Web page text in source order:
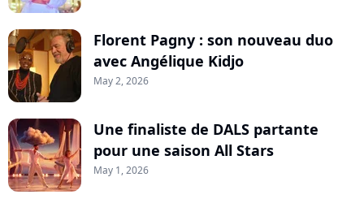
Florent Pagny : son nouveau duo
avec Angélique Kidjo
May 2, 2026
Une finaliste de DALS partante
pour une saison All Stars
May 1, 2026